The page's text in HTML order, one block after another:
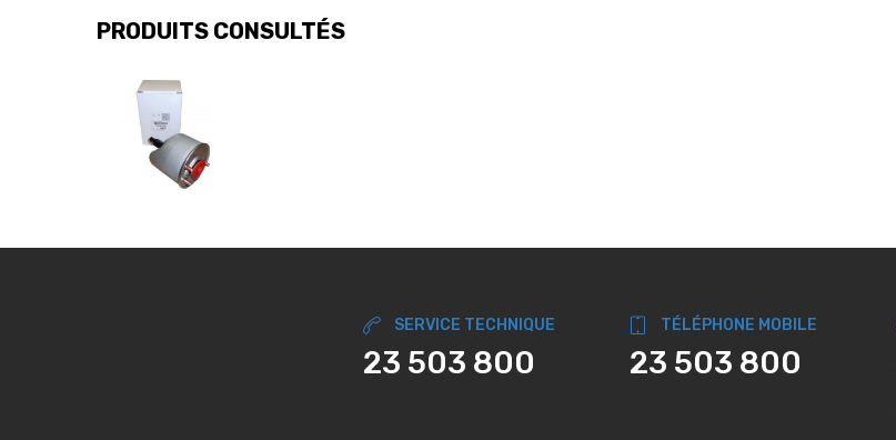
PRODUITS CONSULTÉS
SERVICE TECHNIQUE
23 503 800
TÉLÉPHONE MOBILE
23 503 800